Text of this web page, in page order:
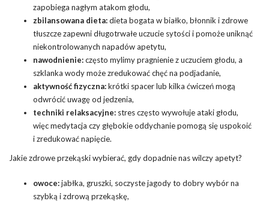
zapobiega nagłym atakom głodu,
zbilansowana dieta:dieta bogata w białko, błonnik izdrowe
tłuszczezapewni długotrwałe uczucie sytości i pomoże uniknąć
niekontrolowanych napadów apetytu,
nawodnienie:często mylimy pragnienie z uczuciem głodu, a
szklanka wody może zredukować chęć na podjadanie,
aktywność fizyczna:krótki spacer lub kilka ćwiczeń mogą
odwrócić uwagę od jedzenia,
techniki relaksacyjne: stres często wywołuje ataki głodu,
więc medytacja czy głębokie oddychanie pomogą się uspokoić
i zredukować napięcie.
Jakie zdrowe przekąski wybierać, gdy dopadnie nas wilczy apetyt?
owoce:jabłka, gruszki, soczyste jagody to dobry wybór na
szybką i zdrową przekąskę,